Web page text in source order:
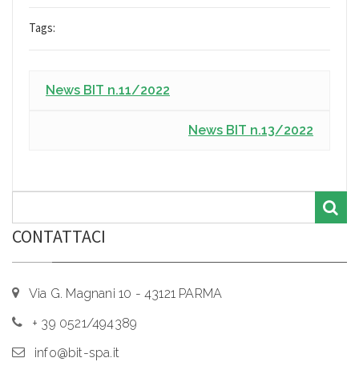
Tags:
News BIT n.11/2022
News BIT n.13/2022
CONTATTACI
Via G. Magnani 10 - 43121 PARMA
+ 39 0521/494389
info@bit-spa.it